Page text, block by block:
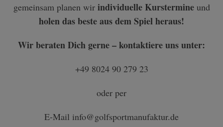
gemeinsam planen wir individuelle Kurstermineund
holen das beste aus dem Spiel heraus!
Wir beraten Dich gerne – kontaktiere uns unter:
+49 8024 90 279 23
oder per
E-Mail info@golfsportmanufaktur.de